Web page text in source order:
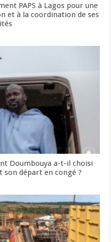
PAPS à Lagos pour une
et à la coordination de ses
Doumbouya a-t-il choisi
son départ en congé ?